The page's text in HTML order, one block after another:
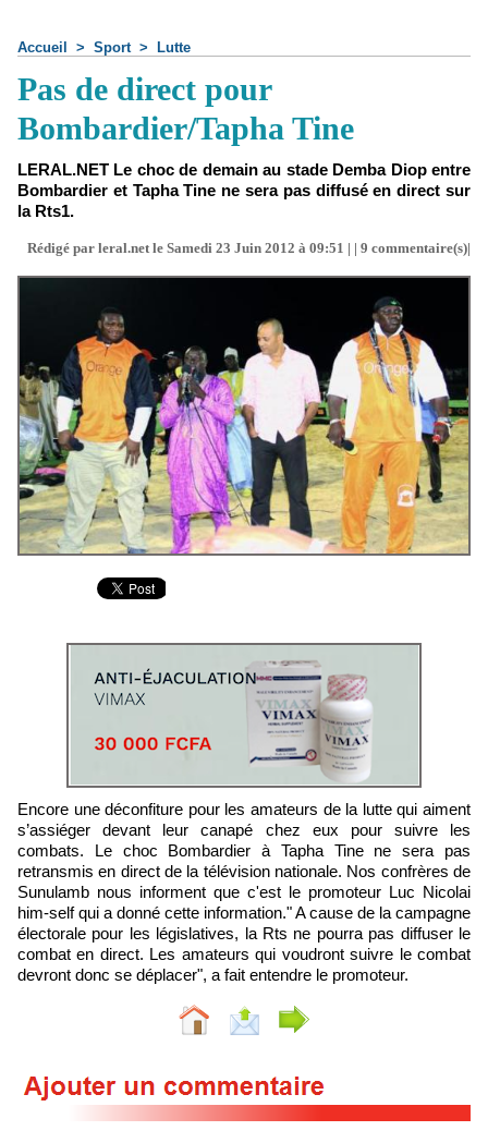
Accueil > Sport > Lutte
Pas de direct pour
Bombardier/Tapha Tine
LERAL.NET Le choc de demain au stade Demba Diop entre
Bombardier et Tapha Tine ne sera pas diffusé en direct sur
la Rts1.
Rédigé par leral.net le Samedi 23 Juin 2012 à 09:51 | | 9 commentaire(s)|
Encore une déconfiture pour les amateurs de la lutte qui aiment
s’assiéger devant leur canapé chez eux pour suivre les
combats. Le choc Bombardier à Tapha Tine ne sera pas
retransmis en direct de la télévision nationale. Nos confrères de
Sunulamb nous informent que c'est le promoteur Luc Nicolai
him-self qui a donné cette information." A cause de la campagne
électorale pour les législatives, la Rts ne pourra pas diffuser le
combat en direct. Les amateurs qui voudront suivre le combat
devront donc se déplacer", a fait entendre le promoteur.